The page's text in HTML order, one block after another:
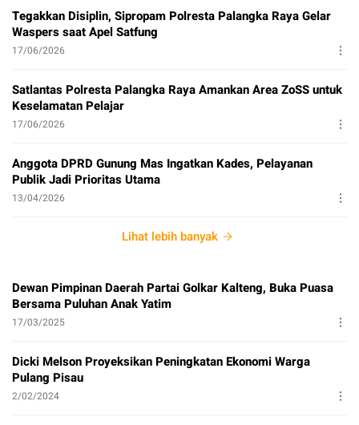
Tegakkan Disiplin, Sipropam Polresta Palangka Raya Gelar
Waspers saat Apel Satfung
17/06/2026
Satlantas Polresta Palangka Raya Amankan Area ZoSS untuk
Keselamatan Pelajar
17/06/2026
Anggota DPRD Gunung Mas Ingatkan Kades, Pelayanan
Publik Jadi Prioritas Utama
13/04/2026
Lihat lebih banyak
Dewan Pimpinan Daerah Partai Golkar Kalteng, Buka Puasa
Bersama Puluhan Anak Yatim
17/03/2025
Dicki Melson Proyeksikan Peningkatan Ekonomi Warga
Pulang Pisau
2/02/2024